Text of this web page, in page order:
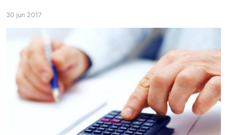
30 jun 2017